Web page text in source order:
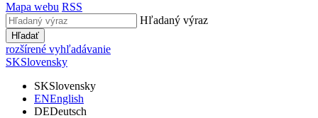
Mapa webu RSS
Hľadaný výraz
Hľadať
rozšírené vyhľadávanie
SKSlovensky
SKSlovensky
ENEnglish
DEDeutsch